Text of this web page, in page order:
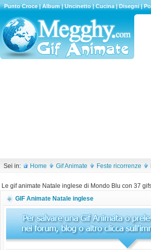
Punto Croce|Album|Uncinetto|Cucina|Disegni|
Sei in: Home Gif Animate Feste ricorrenze
Le gif animate Natale inglese di Mondo Blu con 37
GIF Animate Natale inglese